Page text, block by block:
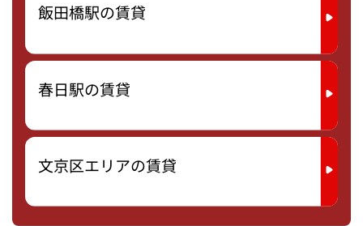
飯田橋駅の賃貸
春日駅の賃貸
文京区エリアの賃貸